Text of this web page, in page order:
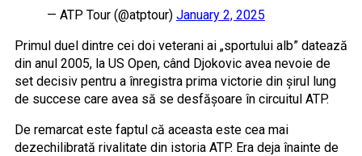
— ATP Tour (@atptour) January 2, 2025
Primul duel dintre cei doi veterani ai „sportului alb” datează
din anul 2005, la US Open, când Djokovic avea nevoie de
set decisiv pentru a înregistra prima victorie din șirul lung
de succese care avea să se desfășoare în circuitul ATP.
De remarcat este faptul că aceasta este cea mai
dezechilibrată rivalitate din istoria ATP. Era deja înainte de